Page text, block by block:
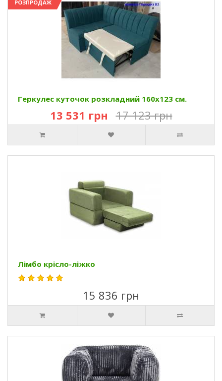
РОЗПРОДАЖ
Геркулес куточок розкладний 160х123 см.
13 531 грн 17 123 грн
Лімбо крісло-ліжко
15 836 грн